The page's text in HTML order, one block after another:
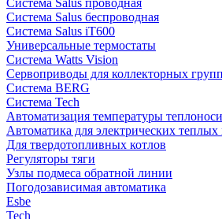
Система Salus беспроводная
Система Salus iT600
Универсальные термостаты
Система Watts Vision
Сервоприводы для коллекторных групп
Система BERG
Система Tech
Автоматизация температуры
Автоматика для электрических теплых
Для твердотопливных котлов
Регуляторы тяги
Узлы подмеса обратной линии
Погодозависимая автоматика
Esbe
Tech